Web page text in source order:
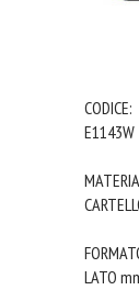
CODICE:
E1143W
LATO